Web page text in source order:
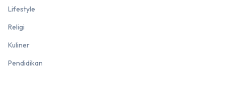
Lifestyle
Religi
Kuliner
Pendidikan